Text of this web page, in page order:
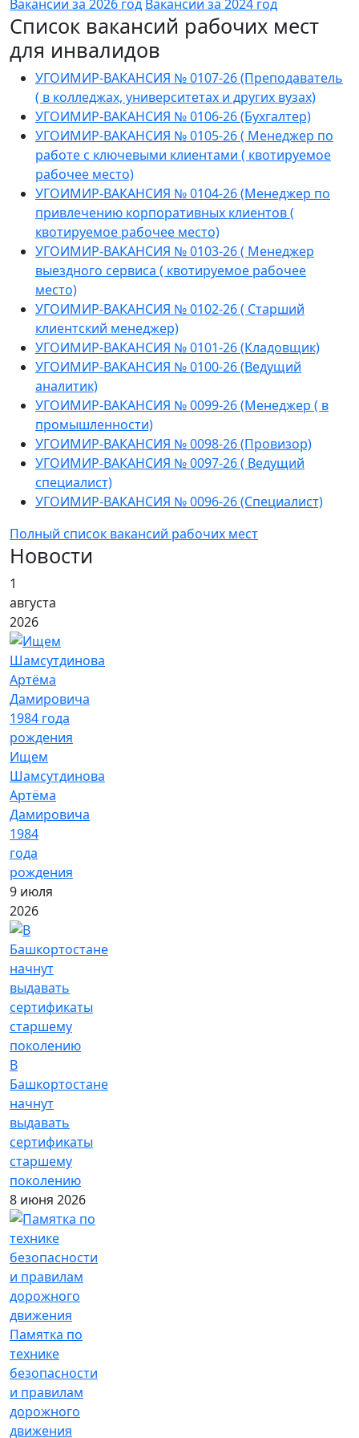
Вакансии за 2026 год Вакансии за 2024 год
Список вакансий рабочих мест
для инвалидов
УГОИМИР-ВАКАНСИЯ № 0107-26 (Преподаватель
( в колледжах, университетах и других вузах)
УГОИМИР-ВАКАНСИЯ № 0106-26 (Бухгалтер)
УГОИМИР-ВАКАНСИЯ № 0105-26 ( Менеджер по
работе с ключевыми клиентами ( квотируемое
рабочее место)
УГОИМИР-ВАКАНСИЯ № 0104-26 (Менеджер по
привлечению корпоративных клиентов (
квотируемое рабочее место)
УГОИМИР-ВАКАНСИЯ № 0103-26 ( Менеджер
выездного сервиса ( квотируемое рабочее
место)
УГОИМИР-ВАКАНСИЯ № 0102-26 ( Старший
клиентский менеджер)
УГОИМИР-ВАКАНСИЯ № 0101-26 (Кладовщик)
УГОИМИР-ВАКАНСИЯ № 0100-26 (Ведущий
аналитик)
УГОИМИР-ВАКАНСИЯ № 0099-26 (Менеджер ( в
промышленности)
УГОИМИР-ВАКАНСИЯ № 0098-26 (Провизор)
УГОИМИР-ВАКАНСИЯ № 0097-26 ( Ведущий
специалист)
УГОИМИР-ВАКАНСИЯ № 0096-26 (Специалист)
Полный список вакансий рабочих мест
Новости
1
августа
2026
Ищем
Шамсутдинова
Артёма
Дамировича
1984
года
рождения
9 июля
2026
В
Башкортостане
начнут
выдавать
сертификаты
старшему
поколению
8 июня 2026
Памятка по
технике
безопасности
и правилам
дорожного
движения